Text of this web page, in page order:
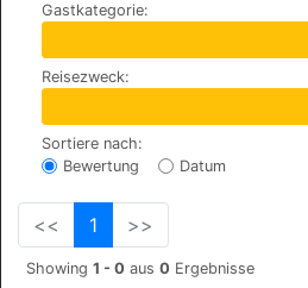
Gastkategorie:
Reisezweck:
Sortiere nach:
Bewertung
Datum
<< 1 >>
Showing 1 - 0 aus 0 Ergebnisse